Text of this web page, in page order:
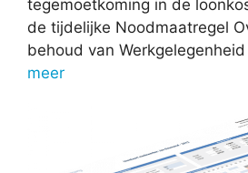
tegemoetkoming in de
de tijdelijke Noodmaatregel
behoud van
meer